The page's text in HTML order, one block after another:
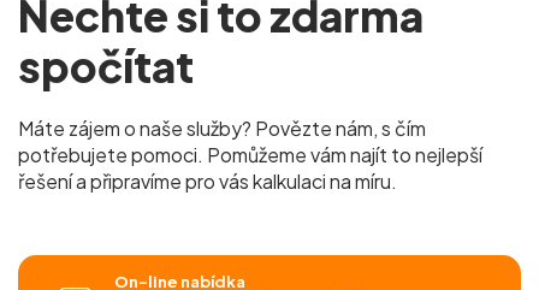
Nechte si to zdarma
spočítat
Máte zájem o naše služby? Povězte nám, s čím
potřebujete pomoci. Pomůžeme vám najít to nejlepší
řešení a připravíme pro vás kalkulaci na míru.
On-line nabídka